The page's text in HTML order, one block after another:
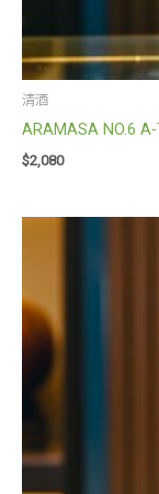
清酒
ARAMASA NO.6
$2,080